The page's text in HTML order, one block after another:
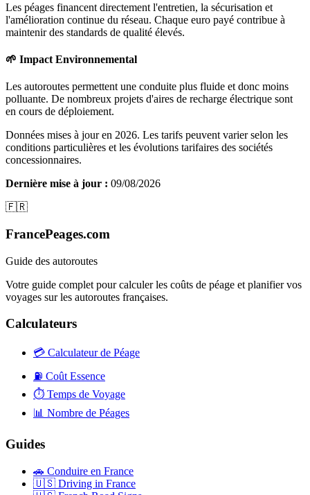
Les péages financent directement l'entretien, la sécurisation et
l'amélioration continue du réseau. Chaque euro payé contribue à
maintenir des standards de qualité élevés.
🌱 Impact Environnemental
Les autoroutes permettent une conduite plus fluide et donc moins
polluante. De nombreux projets d'aires de recharge électrique sont
en cours de déploiement.
Données mises à jour en 2026. Les tarifs peuvent varier selon les
conditions particulières et les évolutions tarifaires des sociétés
concessionnaires.
Dernière mise à jour : 09/08/2026
🇫🇷
FrancePeages.com
Guide des autoroutes
Votre guide complet pour calculer les coûts de péage et planifier vos
voyages sur les autoroutes françaises.
Calculateurs
💳 Calculateur de Péage
⛽ Coût Essence
⏱️ Temps de Voyage
📊 Nombre de Péages
Guides
🚗 Conduire en France
🇺🇸 Driving in France